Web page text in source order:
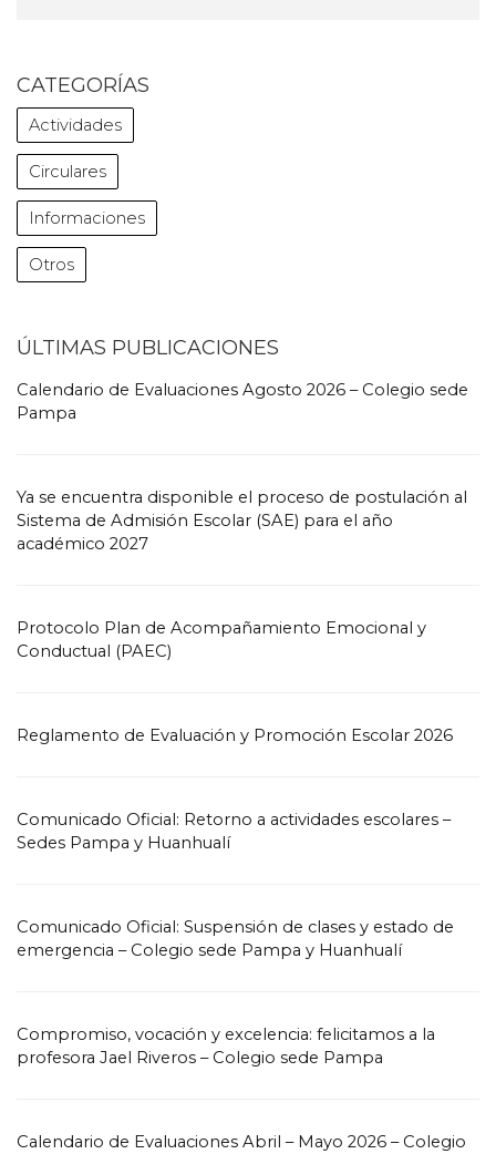
CATEGORÍAS
Actividades
Circulares
Informaciones
Otros
ÚLTIMAS PUBLICACIONES
Calendario de Evaluaciones Agosto 2026 – Colegio sede
Pampa
Ya se encuentra disponible el proceso de postulación al
Sistema de Admisión Escolar (SAE) para el año
académico 2027
Protocolo Plan de Acompañamiento Emocional y
Conductual (PAEC)
Reglamento de Evaluación y Promoción Escolar 2026
Comunicado Oficial: Retorno a actividades escolares –
Sedes Pampa y Huanhualí
Comunicado Oficial: Suspensión de clases y estado de
emergencia – Colegio sede Pampa y Huanhualí
Compromiso, vocación y excelencia: felicitamos a la
profesora Jael Riveros – Colegio sede Pampa
Calendario de Evaluaciones Abril – Mayo 2026 – Colegio